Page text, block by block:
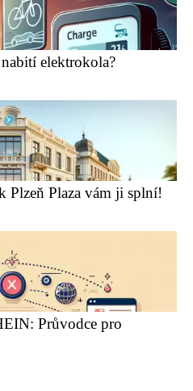
elektrokola?
Plzeň Plaza vám ji splní!
Průvodce pro